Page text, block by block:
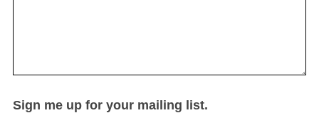
Sign me up for your mailing list.